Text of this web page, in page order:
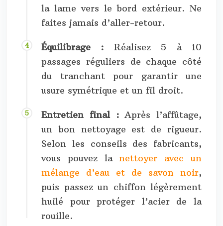
la lame vers le bord extérieur. Ne
faites jamais d’aller-retour.
Équilibrage : Réalisez 5 à 10
passages réguliers de chaque côté
du tranchant pour garantir une
usure symétrique et un fil droit.
Entretien final :Après l’affûtage,
un bon nettoyage est de rigueur.
Selon les conseils des fabricants,
vous pouvez lanettoyer avec un
mélange d’eau et de savon noir,
puis passez un chiffon légèrement
huilé pour protéger l’acier de la
rouille.